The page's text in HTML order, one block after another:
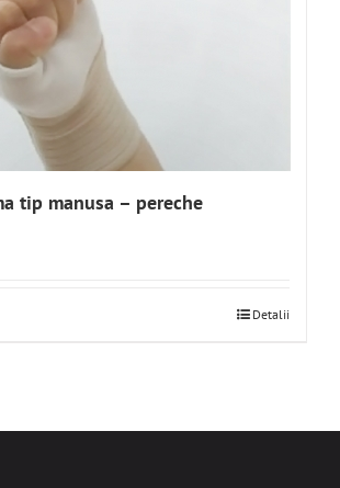
tip manusa – pereche
Detalii